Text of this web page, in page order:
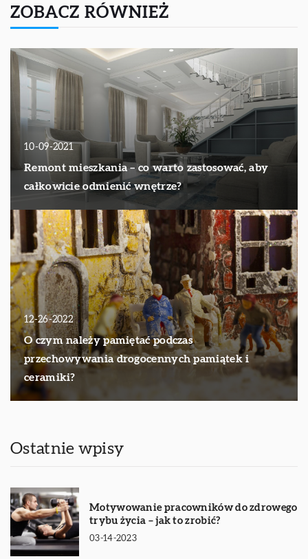
ZOBACZ RÓWNIEŻ
10-09-2021
Remont mieszkania – co warto zastosować, aby
całkowicie odmienić wnętrze?
12-26-2022
O czym należy pamiętać podczas
przechowywania drogocennych pamiątek i
ceramiki?
Ostatnie wpisy
Motywowanie pracowników do zdrowego
trybu życia – jak to zrobić?
03-14-2023